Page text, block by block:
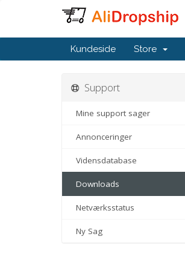
Kundeside Store
Support
Mine support sager
Annonceringer
Vidensdatabase
Downloads
Netværksstatus
Ny Sag